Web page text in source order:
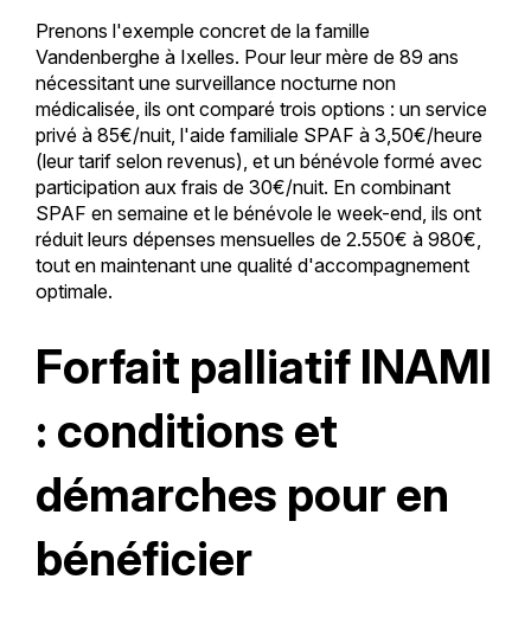
Prenons l'exemple concret de la famille
Vandenberghe à Ixelles. Pour leur mère de 89 ans
nécessitant une surveillance nocturne non
médicalisée, ils ont comparé trois options : un service
privé à 85€/nuit, l'aide familiale SPAF à 3,50€/heure
(leur tarif selon revenus), et un bénévole formé avec
participation aux frais de 30€/nuit. En combinant
SPAF en semaine et le bénévole le week-end, ils ont
réduit leurs dépenses mensuelles de 2.550€ à 980€,
tout en maintenant une qualité d'accompagnement
optimale.
Forfait palliatif INAMI
: conditions et
démarches pour en
bénéficier